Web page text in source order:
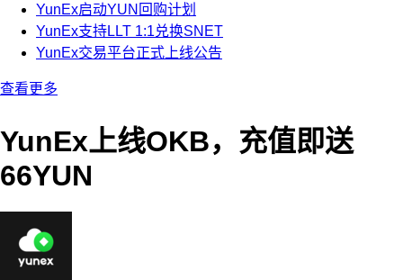
YunEx启动YUN回购计划
YunEx支持LLT 1:1兑换SNET
YunEx交易平台正式上线公告
查看更多
YunEx上线OKB，充值即送
66YUN